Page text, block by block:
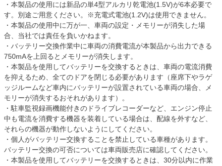
・本製品の使用には新品の単4型アルカリ乾電池(1.5V)が6本必要で
す。別途ご用意ください。※充電式電池(1.2V)は使用できません。
・本製品の使用中に万が一、車両の設定・メモリーが消失した場
合、当社では責任を負いかねます。
・バッテリー交換作業中に車両の消費電流が本製品から出力できる
750mAを上回るとメモリーが消失します。
・本製品を使用してバッテリーを交換するときは、車両の電流消費
を抑えるため、全てのドアを閉じる必要があります（座席下やラゲ
ッジルームなど車内にバッテリーが設置されている車両の場合、メ
モリーが消失するおそれがあります）。
・駐車監視録画機能付きのドライブレコーダーなど、エンジン停止
中も電流を消費する機器を装着している場合は、配線を外すなど、
それらの機器が動作しないようにしてください。
・個人がバッテリー交換することを禁止している車種があります。
バッテリー交換の可否については車両販売店に確認してください。
・本製品を使用してバッテリーを交換するときは、30分以内に作業